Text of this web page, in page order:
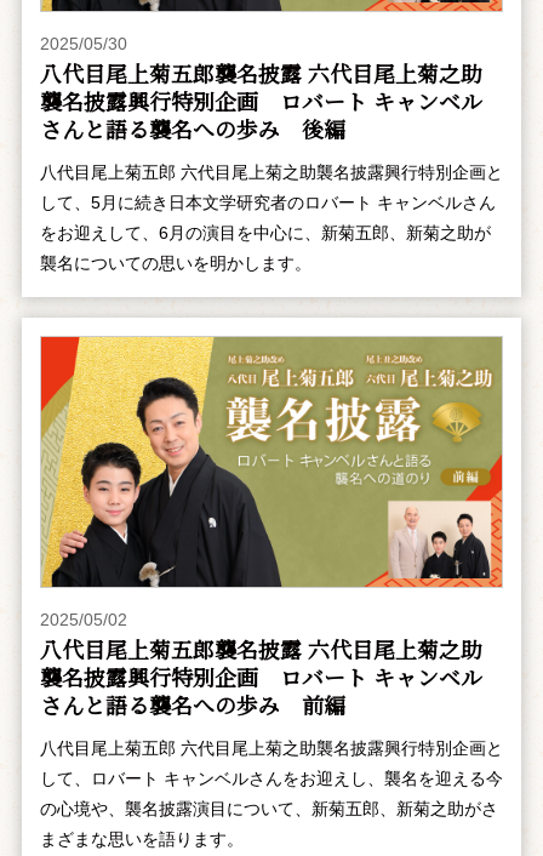
2025/05/30
八代目尾上菊五郎襲名披露 六代目尾上菊之助
襲名披露興行特別企画 ――ロバート キャンベル
さんと語る襲名への歩み 後編
八代目尾上菊五郎 六代目尾上菊之助襲名披露興行特別企画と
して、5月に続き日本文学研究者のロバート キャンベルさん
をお迎えして、6月の演目を中心に、新菊五郎、新菊之助が
襲名についての思いを明かします。
2025/05/02
八代目尾上菊五郎襲名披露 六代目尾上菊之助
襲名披露興行特別企画 ――ロバート キャンベル
さんと語る襲名への歩み 前編
八代目尾上菊五郎 六代目尾上菊之助襲名披露興行特別企画と
して、ロバート キャンベルさんをお迎えし、襲名を迎える今
の心境や、襲名披露演目について、新菊五郎、新菊之助がさ
まざまな思いを語ります。